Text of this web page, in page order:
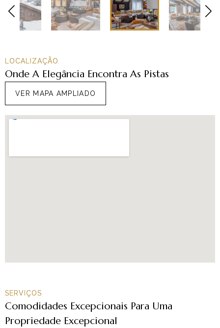
LOCALIZAÇÃO
Onde A Elegância Encontra As Pistas
VER MAPA AMPLIADO
SERVIÇOS
Comodidades Excepcionais Para Uma
Propriedade Excepcional